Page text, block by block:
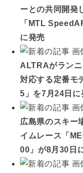
ーとの共同開発
「MTL
に発売
ALTRAがラン
対応する定番モ
5」を7月24日に
広島県のスキー
イムレース「
00」が8月30日